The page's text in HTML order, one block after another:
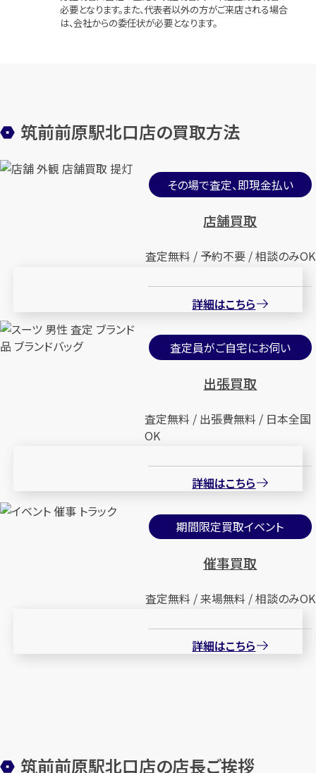
必要となります。また、代表者以外の方がご来店される場合
は、会社からの委任状が必要となります。
筑前前原駅北口店の買取方法
その場で査定、即現金払い
店舗買取
査定無料 / 予約不要 / 相談のみOK
詳細はこちら
査定員がご自宅にお伺い
出張買取
査定無料 / 出張費無料 / 日本全国
OK
詳細はこちら
期間限定買取イベント
催事買取
査定無料 / 来場無料 / 相談のみOK
詳細はこちら
筑前前原駅北口店の店長ご挨拶